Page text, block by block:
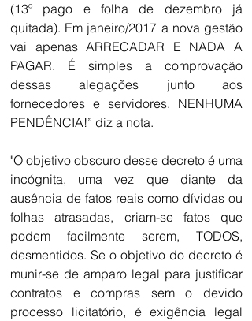
(13º pago e folha de dezembro já
quitada). Em janeiro/2017 a nova gestão
vai apenas ARRECADAR E NADA A
PAGAR. É simples a comprovação
dessas alegações junto aos
fornecedores e servidores. NENHUMA
PENDÊNCIA!” diz a nota.
"O objetivo obscuro desse decreto é uma
incógnita, uma vez que diante da
ausência de fatos reais como dívidas ou
folhas atrasadas, criam-se fatos que
podem facilmente serem, TODOS,
desmentidos. Se o objetivo do decreto é
munir-se de amparo legal para justificar
contratos e compras sem o devido
processo licitatório, é exigência legal